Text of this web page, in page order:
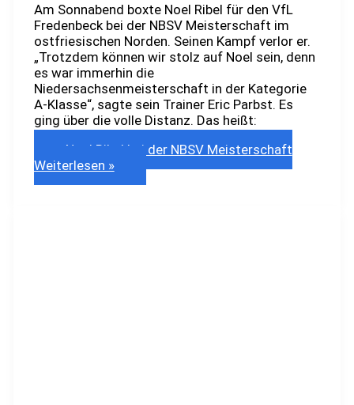
Am Sonnabend boxte Noel Ribel für den VfL
Fredenbeck bei der NBSV Meisterschaft im
ostfriesischen Norden. Seinen Kampf verlor er.
„Trotzdem können wir stolz auf Noel sein, denn
es war immerhin die
Niedersachsenmeisterschaft in der Kategorie
A-Klasse“, sagte sein Trainer Eric Parbst. Es
ging über die volle Distanz. Das heißt:
Noel Ribel bei der NBSV Meisterschaft
Weiterlesen »